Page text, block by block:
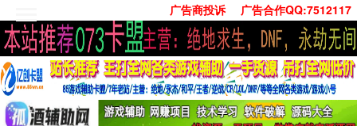
广告商投诉 广告合作QQ:7512117
首页
技术学习
安卓绿化